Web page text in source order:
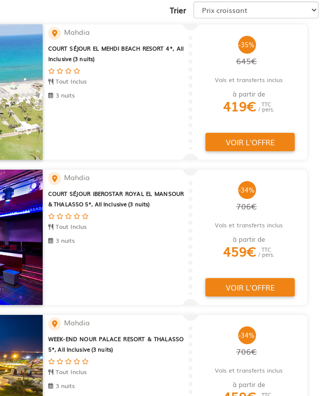
Trier
Mahdia
COURT SÉJOUR EL MEHDI BEACH RESORT 4*, All
Inclusive (3 nuits)
Tout Inclus
3 nuits
-35%
645€
Vols et transferts inclus
à partir de
419€ TTC
/ pers.
VOIR L'OFFRE
Mahdia
COURT SÉJOUR IBEROSTAR ROYAL EL MANSOUR
& THALASSO 5*, All Inclusive (3 nuits)
Tout Inclus
3 nuits
-34%
706€
Vols et transferts inclus
à partir de
459€ TTC
/ pers.
VOIR L'OFFRE
Mahdia
WEEK-END NOUR PALACE RESORT & THALASSO
5*, All Inclusive (3 nuits)
Tout Inclus
3 nuits
-34%
706€
Vols et transferts inclus
à partir de